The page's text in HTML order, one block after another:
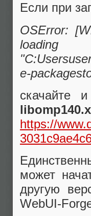
Если при
OSError:
loading
e-
скачайте
https://
может
другую
WebUI-